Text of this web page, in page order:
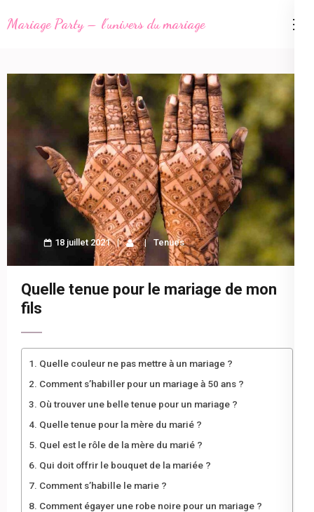
au
(Pressez
Mariage Party – l'univers du mariage
18 juillet 2021 Tenues
Quelle tenue pour le mariage de mon
fils
Quelle couleur ne pas mettre à un mariage ?
Comment s’habiller pour un mariage à 50 ans ?
Où trouver une belle tenue pour un mariage ?
Quelle tenue pour la mère du marié ?
Quel est le rôle de la mère du marié ?
Qui doit offrir le bouquet de la mariée ?
Comment s’habille le marie ?
Comment égayer une robe noire pour un mariage ?